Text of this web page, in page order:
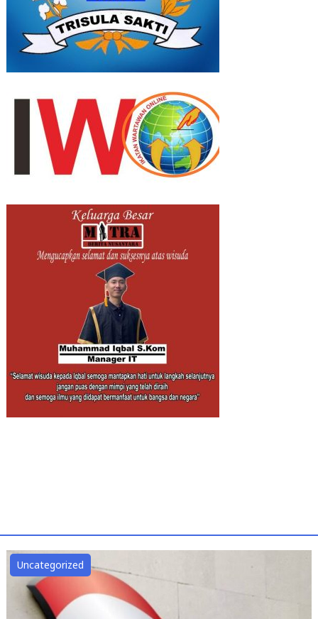
Uncategorized